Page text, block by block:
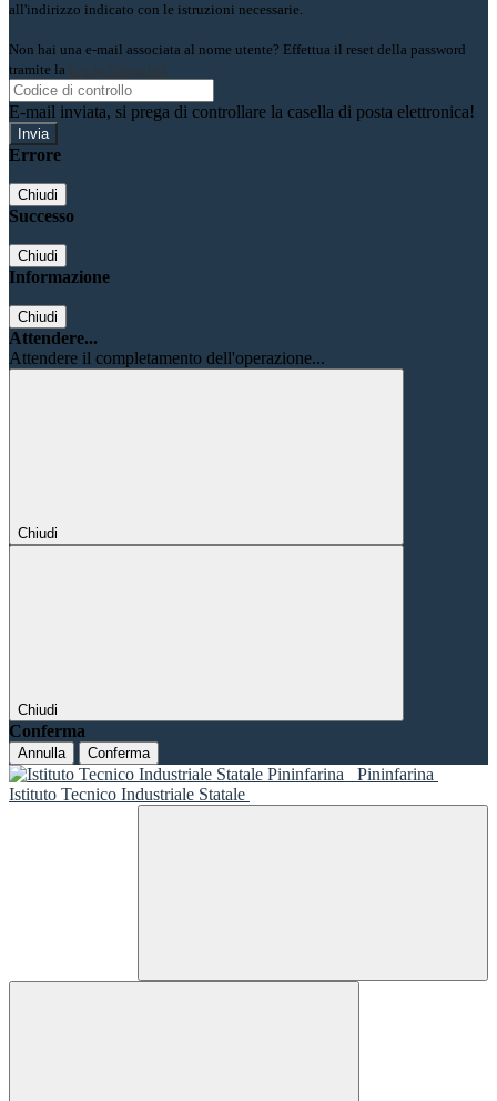
all'indirizzo indicato con le istruzioni necessarie.
Non hai una e-mail associata al nome utente? Effettua il reset della password
tramite la
Login Spaggiari
E-mail inviata, si prega di controllare la casella di posta elettronica!
Errore
Chiudi
Successo
Chiudi
Informazione
Chiudi
Attendere...
Attendere il completamento dell'operazione...
Chiudi
Chiudi
Conferma
Annulla Conferma
Pininfarina
Istituto Tecnico Industriale Statale